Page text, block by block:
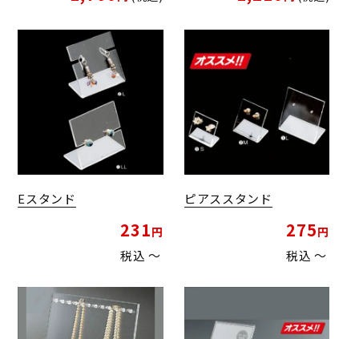
Eスタンド
231
税込 〜
ピアススタンド
275
税込 〜